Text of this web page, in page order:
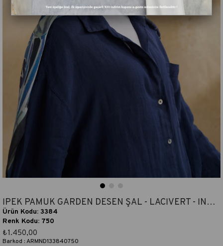
İPEK PAMUK GARDEN DESEN ŞAL - LACİVERT - İNDİGO
Ürün Kodu: 3384
Renk Kodu: 750
₺1.450,00
Barkod :ARMND133840750